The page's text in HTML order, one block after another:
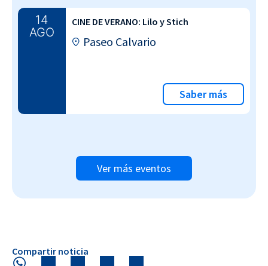
14
AGO
CINE DE VERANO: Lilo y Stich
Paseo Calvario
Saber más
Ver más eventos
Compartir noticia